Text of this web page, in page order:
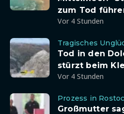
zum Tod
Vor 4 Stunden
Tragisches
Tod in den
stürzt beim
Vor 4 Stunden
Prozess in
Großmutter